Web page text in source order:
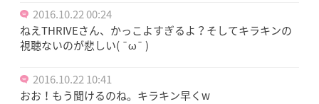
2016.10.22 00:24
ねえTHRIVEさん、かっこよすぎるよ？そしてキラキンの
視聴ないのが悲しい( ¯ω¯ )
2016.10.22 10:41
おお！もう聞けるのね。キラキン早くw